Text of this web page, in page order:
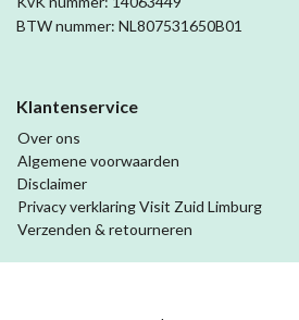
BTW nummer: NL807531650B01
Klantenservice
Over ons
Algemene voorwaarden
Disclaimer
Privacy verklaring Visit Zuid Limburg
Verzenden & retourneren